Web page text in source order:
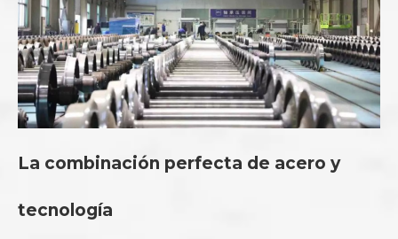
La combinación perfecta de acero y
tecnología